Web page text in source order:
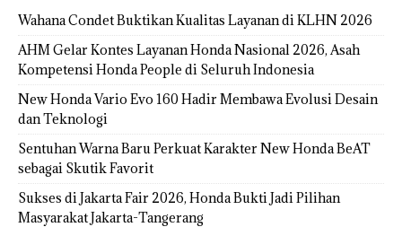
Wahana Condet Buktikan Kualitas Layanan di KLHN 2026
AHM Gelar Kontes Layanan Honda Nasional 2026, Asah
Kompetensi Honda People di Seluruh Indonesia
New Honda Vario Evo 160 Hadir Membawa Evolusi Desain
dan Teknologi
Sentuhan Warna Baru Perkuat Karakter New Honda BeAT
sebagai Skutik Favorit
Sukses di Jakarta Fair 2026, Honda Bukti Jadi Pilihan
Masyarakat Jakarta-Tangerang